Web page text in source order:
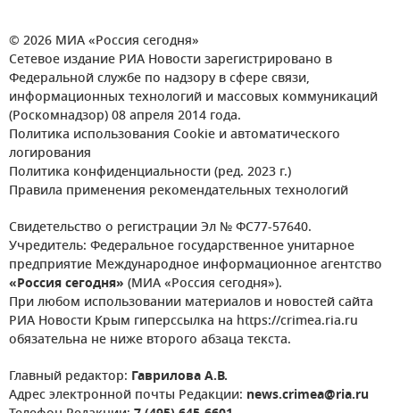
© 2026 МИА «Россия сегодня»
Сетевое издание РИА Новости зарегистрировано в
Федеральной службе по надзору в сфере связи,
информационных технологий и массовых коммуникаций
(Роскомнадзор) 08 апреля 2014 года.
Политика использования Cookie и автоматического
логирования
Политика конфиденциальности (ред. 2023 г.)
Правила применения рекомендательных технологий
Свидетельство о регистрации Эл № ФС77-57640.
Учредитель: Федеральное государственное унитарное
предприятие Международное информационное агентство
«Россия сегодня» (МИА «Россия сегодня»).
При любом использовании материалов и новостей сайта
РИА Новости Крым гиперссылка на https://crimea.ria.ru
обязательна не ниже второго абзаца текста.
Главный редактор: Гаврилова А.В.
Адрес электронной почты Редакции: news.crimea@ria.ru